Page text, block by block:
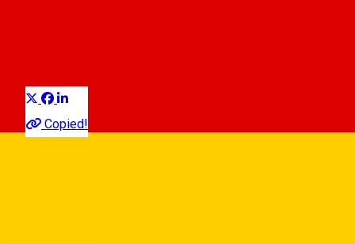
Copied!
08:00 - 21:00